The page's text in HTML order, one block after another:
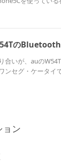
の
合いが、auの
ンセグ・ケータイ
ョン